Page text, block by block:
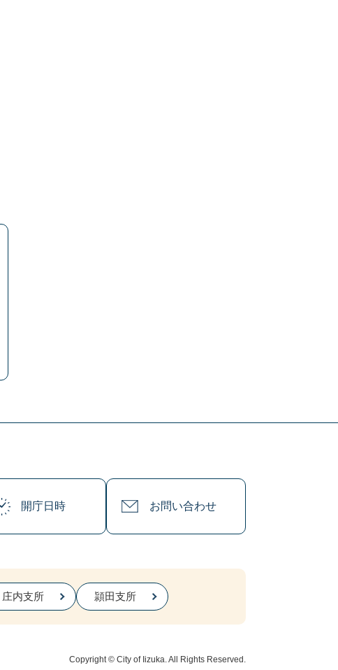
開庁日時 お問い合わせ
庄内支所 頴田支所
Copyright © City of Iizuka. All Rights Reserved.